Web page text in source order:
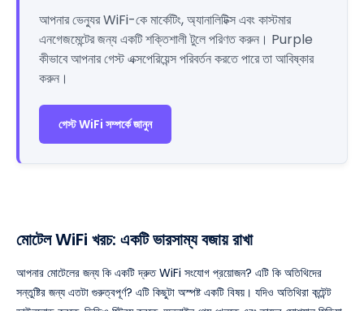
আপনার ভেন্যুর WiFi-কে মার্কেটিং, অ্যানালিটিক্স এবং কাস্টমার
এনগেজমেন্টের জন্য একটি শক্তিশালী টুলে পরিণত করুন। Purple
কীভাবে আপনার গেস্ট এক্সপেরিয়েন্স পরিবর্তন করতে পারে তা আবিষ্কার
করুন।
গেস্ট WiFi সম্পর্কে জানুন
মোটেল WiFi খরচ: একটি ভারসাম্য বজায় রাখা
আপনার মোটেলের জন্য কি একটি দ্রুত WiFi সংযোগ প্রয়োজন? এটি কি অতিথিদের
সন্তুষ্টির জন্য এতটা গুরুত্বপূর্ণ? এটি কিছুটা অস্পষ্ট একটি বিষয়। যদিও অতিথিরা কন্টেন্ট